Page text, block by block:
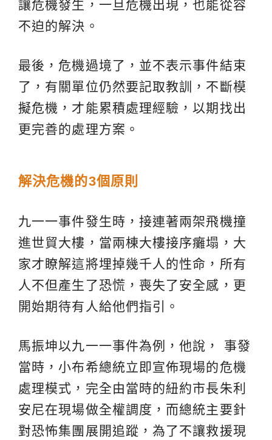
讓危機發生，一旦危機出現，也能從容
不迫的解決。
最後，危機過境了，並不表示事件結束
了，有關單位仍然要記取教訓，不斷模
擬危機，才能累積處理經驗，以期找出
更完善的處理方案。
解決危機的3個原則
九一一事件發生時，接連著兩架飛機撞
進世貿大樓，當兩棟大樓接序癱塌，大
家才瞭解這將埋掉幾千人的性命，所有
人不但產生了恐慌，喪失了安全感，更
開始期待有人給他們指引。
馬振坤以九一一事件為例，他說， 事發
當時，小布希總統立即宣佈現場的危機
處理模式，完全由當時的紐約市長朱利
安尼在現場做全權調度，而總統主要針
對恐怖集團展開追蹤，為了不讓救援現